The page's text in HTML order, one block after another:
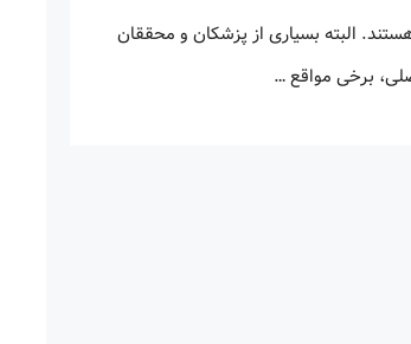
البته بسیاری از پزشکان و محققان
برخی مواقع …